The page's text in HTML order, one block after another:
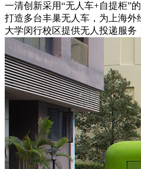
一清创新采用“无人车+自提柜”
打造多台丰巢无人车，为上海外
大学闵行校区提供无人投递服务